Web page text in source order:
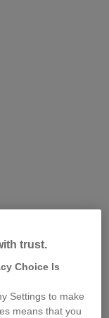
trust.
Choice Is
Settings to make
means that you